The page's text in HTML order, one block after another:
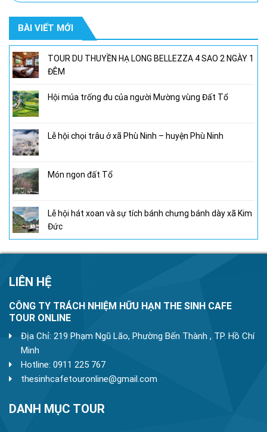
gốc
hiện
800,000₫.
BÀI VIẾT MỚI
TOUR DU THUYỀN HẠ LONG BELLEZZA 4 SAO 2 NGÀY 1
ĐÊM
Hội múa trống đu của người Mường vùng Đất Tổ
Lễ hội chọi trâu ở xã Phù Ninh – huyện Phù Ninh
Món ngon đất Tổ
Lễ hội hát xoan và sự tích bánh chưng bánh dày xã Kim
Đức
LIÊN HỆ
CÔNG TY TRÁCH NHIỆM HỮU HẠN THE SINH CAFE
TOUR ONLINE
Địa Chỉ: 219 Phạm Ngũ Lão, Phường Bến Thành , TP. Hồ Chí
Minh
Hotline: 0911 225 767
thesinhcafetouronline@gmail.com
DANH MỤC TOUR